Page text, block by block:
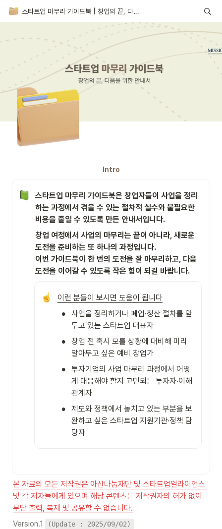
스타트업 마무리 가이드북 | 창업의 끝, 다음을 위한 안내서
Intro
스타트업 마무리 가이드북은 창업자들이 사업을 정리
하는 과정에서 겪을 수 있는 절차적 실수와 불필요한
비용을 줄일 수 있도록 만든 안내서입니다.
창업 여정에서 사업의 마무리는 끝이 아니라, 새로운
도전을 준비하는 또 하나의 과정입니다.
이번 가이드북이 한 번의 도전을 잘 마무리하고, 다음
도전을 이어갈 수 있도록 작은 힘이 되길 바랍니다.
이런 분들이 보시면 도움이 됩니다
•
사업을 정리하거나 폐업·청산 절차를 앞
두고 있는 스타트업 대표자
•
창업 전 혹시 모를 상황에 대비해 미리
알아두고 싶은 예비 창업가
•
투자기업의 사업 마무리 과정에서 어떻
게 대응해야 할지 고민되는 투자자·이해
관계자
•
제도와 정책에서 놓치고 있는 부분을 보
완하고 싶은 스타트업 지원기관·정책 담
당자
본 자료의 모든 저작권은 아산나눔재단 및 스타트업얼라이언스
및 각 저자들에게 있으며 해당 콘텐츠는 저작권자의 허가 없이
무단 출력, 복제 및 공유할 수 없습니다.
Version.1
(Update : 2025/09/02)